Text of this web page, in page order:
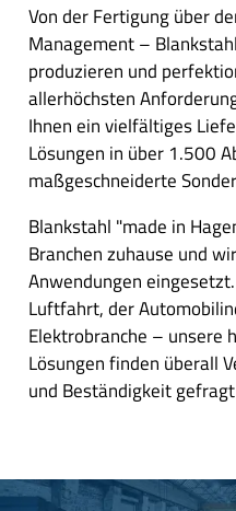
Von der Fertigung über
Management –
produzieren und
allerhöchsten
Ihnen ein vielfältiges
Lösungen in über 1.500
maßgeschneiderte
Blankstahl "made in
Branchen zuhause und
Anwendungen
Luftfahrt, der
Elektrobranche – unsere
Lösungen finden überall
und Beständigkeit